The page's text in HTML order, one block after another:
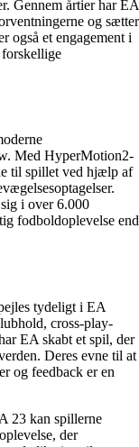
Gennem årtier har EA
og sætter
også et engagement i
Med HyperMotion2-
til spillet ved hjælp af
i over 6.000
fodboldoplevelse end
tydeligt i EA
cross-play-
EA skabt et spil, der
Deres evne til at
og feedback er en
23 kan spillerne
der